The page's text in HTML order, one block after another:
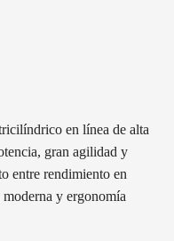
en línea de alta
gran agilidad y
entre rendimiento en
y ergonomía